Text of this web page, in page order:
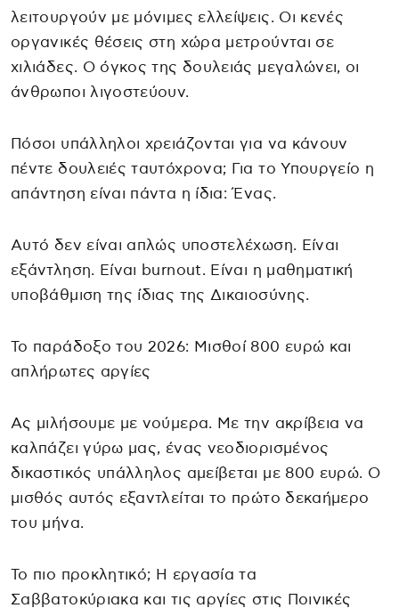
λειτουργούν με μόνιμες ελλείψεις. Οι κενές
οργανικές θέσεις στη χώρα μετρούνται σε
χιλιάδες. Ο όγκος της δουλειάς μεγαλώνει, οι
άνθρωποι λιγοστεύουν.
Πόσοι υπάλληλοι χρειάζονται για να κάνουν
πέντε δουλειές ταυτόχρονα; Για το Υπουργείο η
απάντηση είναι πάντα η ίδια: Ένας.
Αυτό δεν είναι απλώς υποστελέχωση. Είναι
εξάντληση. Είναι burnout. Είναι η μαθηματική
υποβάθμιση της ίδιας της Δικαιοσύνης.
Το παράδοξο του 2026: Μισθοί 800 ευρώ και
απλήρωτες αργίες
Ας μιλήσουμε με νούμερα. Με την ακρίβεια να
καλπάζει γύρω μας, ένας νεοδιορισμένος
δικαστικός υπάλληλος αμείβεται με 800 ευρώ. Ο
μισθός αυτός εξαντλείται το πρώτο δεκαήμερο
του μήνα.
Το πιο προκλητικό; Η εργασία τα
Σαββατοκύριακα και τις αργίες στις Ποινικές